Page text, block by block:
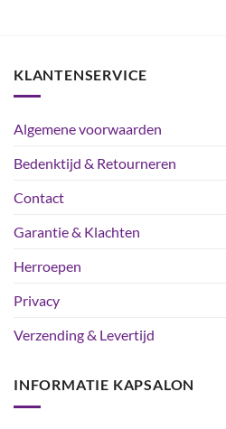
KLANTENSERVICE
Algemene voorwaarden
Bedenktijd & Retourneren
Contact
Garantie & Klachten
Herroepen
Privacy
Verzending & Levertijd
INFORMATIE KAPSALON